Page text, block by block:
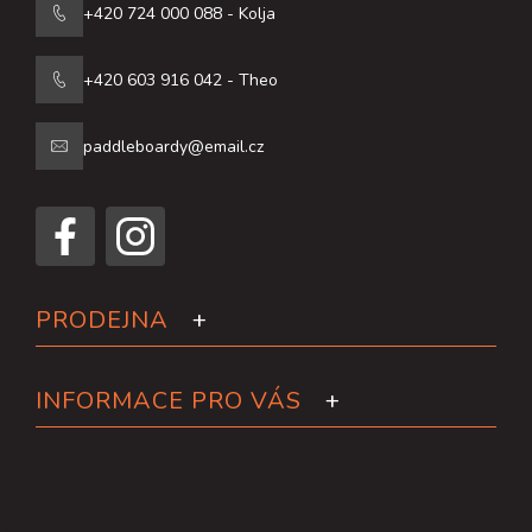
+420 724 000 088 - Kolja
+420 603 916 042 - Theo
paddleboardy@email.cz
PRODEJNA
INFORMACE PRO VÁS